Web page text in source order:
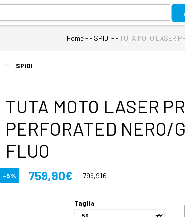
Home- - SPIDI - - TUTA MOTO LASER
SPIDI
TUTA MOTO LASER
PERFORATED NERO/
FLUO
-5% 759,90€ 799,91€
Taglia